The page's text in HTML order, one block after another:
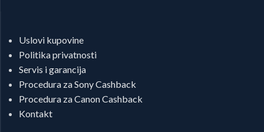
Uslovi kupovine
Politika privatnosti
Servis i garancija
Procedura za Sony Cashback
Procedura za Canon Cashback
Kontakt